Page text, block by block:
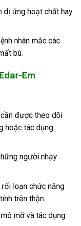
dị ứng hoạt chất hay
nhân mắc các
bù.
Em
cần được theo dõi
hoặc tác dụng
người nhạy
rối loạn chức năng
trên thận.
mỡ và tác dụng